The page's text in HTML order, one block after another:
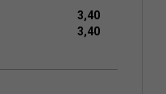
3,40
3,40